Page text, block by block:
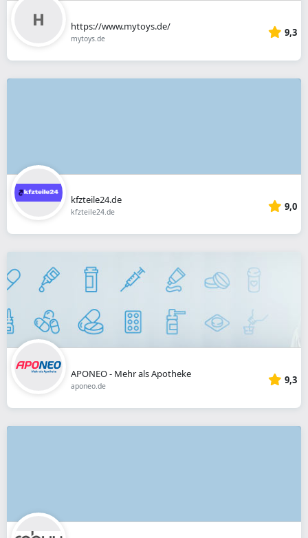
https://www.mytoys.de/
mytoys.de 9,3
kfzteile24.de
kfzteile24.de 9,0
APONEO - Mehr als Apotheke
aponeo.de 9,3